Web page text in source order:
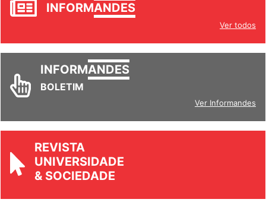
INFORMANDES
Ver todos
INFORMANDES
BOLETIM
Ver Informandes
REVISTA
UNIVERSIDADE
& SOCIEDADE